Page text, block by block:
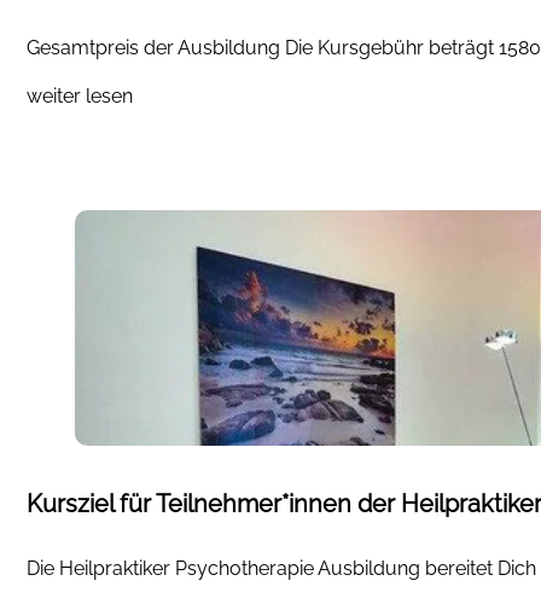
Gesamtpreis der Ausbildung Die Kursgebühr beträgt
weiter lesen
Kursziel für Teilnehmer*innen der
Die Heilpraktiker Psychotherapie Ausbildung bereitet